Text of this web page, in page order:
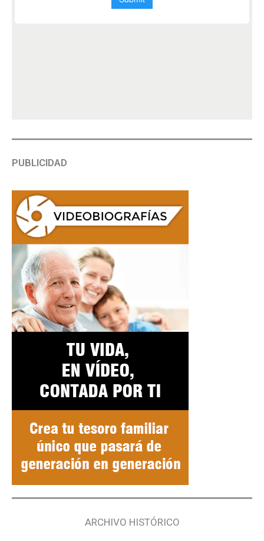
PUBLICIDAD
ARCHIVO HISTÓRICO